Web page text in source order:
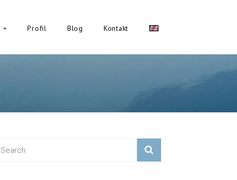
Profil Blog Kontakt